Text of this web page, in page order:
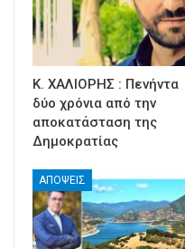
Κ. ΧΑΛΙΟΡΗΣ : Πενήντα
δύο χρόνια από την
αποκατάσταση της
Δημοκρατίας
ΑΠΟΨΕΙΣ